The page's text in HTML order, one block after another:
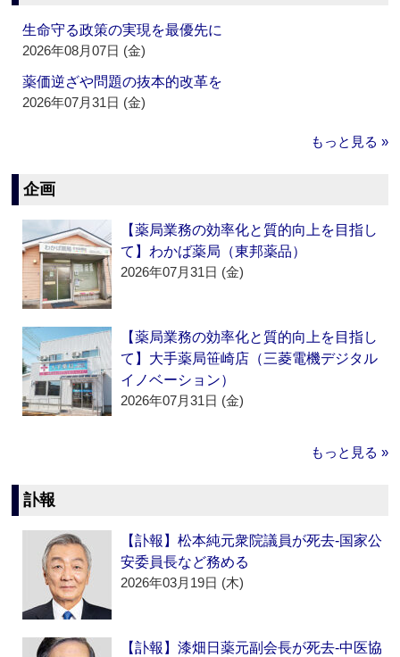
生命守る政策の実現を最優先に
2026年08月07日 (金)
薬価逆ざや問題の抜本的改革を
2026年07月31日 (金)
もっと見る »
企画
【薬局業務の効率化と質的向上を目指し
て】わかば薬局（東邦薬品）
2026年07月31日 (金)
【薬局業務の効率化と質的向上を目指し
て】大手薬局笹崎店（三菱電機デジタル
イノベーション）
2026年07月31日 (金)
もっと見る »
訃報
【訃報】松本純元衆院議員が死去‐国家公
安委員長など務める
2026年03月19日 (木)
【訃報】漆畑日薬元副会長が死去‐中医協